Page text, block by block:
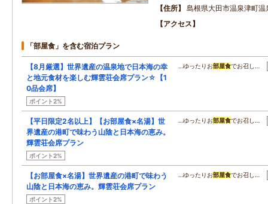
住所
島根県大田市温泉津町温
アクセス
「部屋食」を含む宿泊プラン
【8月厳選】世界遺産の温泉地で日本海の幸
と地元食材を楽しむ輝雲荘会席プラン☆【1
0品会席】
ポイント2%
…ゆったりお部屋食でお召し…
【平日限定2名以上】【お部屋食×名湯】世
界遺産の港町で味わう山陰と日本海の恵み。
輝雲荘会席プラン
ポイント2%
…ゆったりお部屋食でお召し…
【お部屋食×名湯】世界遺産の港町で味わう
山陰と日本海の恵み。輝雲荘会席プラン
ポイント2%
…ゆったりお部屋食でお召し…